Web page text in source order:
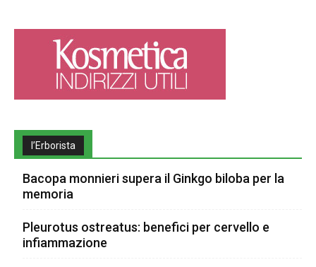
l’Erborista
Bacopa monnieri supera il Ginkgo biloba per la
memoria
Pleurotus ostreatus: benefici per cervello e
infiammazione